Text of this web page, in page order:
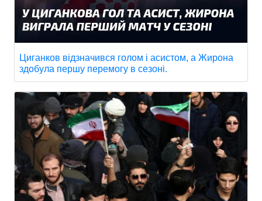
Циганков відзначився голом і асистом, а Жирона
здобула першу перемогу в сезоні.